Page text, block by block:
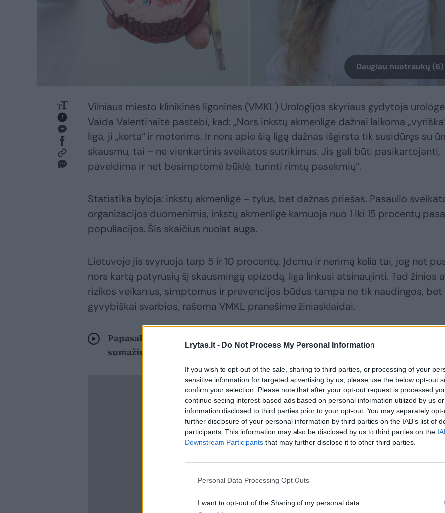
Lrytas.lt - Do Not Process My Personal Information
If you wish to opt-out of the sale, sharing to third parties, or processing of your
sensitive information for targeted advertising by us, please use the below opt-out
confirm your selection. Please note that after your opt-out request is processed
continue seeing interest-based ads based on personal information utilized by us
information disclosed to third parties prior to your opt-out. You may separately
further disclosure of your personal information by third parties on the IAB’s list of
participants. This information may also be disclosed by us to third parties on the
Downstream Participants that may further disclose it to other third parties.
Personal Data Processing Opt Outs
I want to opt-out of the Sharing of my personal data.
Daugiau nuotraukų (6)
Vilniaus miesto klinikinės ligoninės (VMKL) Urologijos skyriaus gydytoja urologė
Vaida Valentinaitė pastebi, kad: „Nors inkstų akmenligė dažnai laikoma
liga, ji „kerta“ ir moterims. Ir nors apie šią ligą dažnas išgirsta tik susidūręs su
skausmu, tai – ne vienkartinis sveikatos sutrikimas. Jis gali būti pasikartojanti,
paveldima ir net besimptomė būklė, turinti rimtų pasekmių“.
Statistika byloja: inkstų akmenligė – tylus, bet dažnas priešas. Pasaulio
organizacijos duomenimis, inkstų akmenligė kamuoja nuo 1 iki 15 procentų
populiacijos. Šis skaičius nuolat auga.
Lietuvoje jis svyruoja tarp 5 ir 10 procentų. Įdomu ir nerimą kelia tai, jog net
nors kartą patyrusių šį skausmingą epizodą, liga linkusi atsinaujinti. Tad žinios
rizikos veiksnius, simptomus ir prevencijos būdus tampa ne tik naudingos, bet
gyvybiškai svarbios, rašoma VMKL pranešime žiniasklaidai.
Papasakojo apie klastingą ligą, kuri gali užklupti kiekvieną: įvardijo, kaip
sumažinti jos riziką